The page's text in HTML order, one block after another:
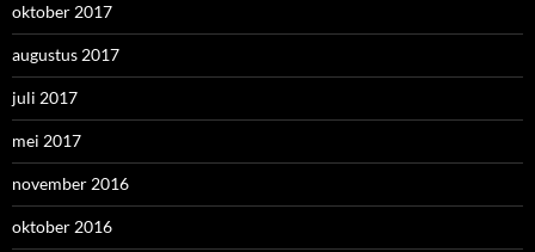
oktober 2017
augustus 2017
juli 2017
mei 2017
november 2016
oktober 2016